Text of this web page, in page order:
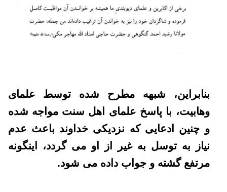
بنابراین، شبهه مطرح شده توسط علمای
وهابیت، با پاسخ علمای اهل سنت مواجه شده
و چنین ادعایی که نزدیکی خداوند باعث عدم
نیاز به توسل به غیر از او می گردد، اینگونه
مرتفع گشته و جواب داده می شود.